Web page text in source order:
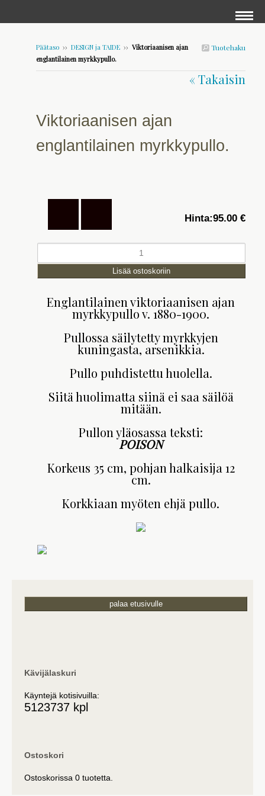
Tuotehaku
Päätaso ›› DESIGN ja TAIDE ›› Viktoriaanisen ajan
englantilainen myrkkypullo.
« Takaisin
Viktoriaanisen ajan
englantilainen myrkkypullo.
Hinta:95.00 €
Englantilainen viktoriaanisen ajan
myrkkypullo v. 1880-1900.
Pullossa säilytetty myrkkyjen
kuningasta, arsenikkia.
Pullo puhdistettu huolella.
Siitä huolimatta siinä ei saa säilöä
mitään.
Pullon yläosassa teksti:
POISON
Korkeus 35 cm, pohjan halkaisija 12
cm.
Korkkiaan myöten ehjä pullo.
palaa etusivulle
Kävijälaskuri
Käyntejä kotisivuilla:
5123737 kpl
Ostoskori
Ostoskorissa 0 tuotetta.